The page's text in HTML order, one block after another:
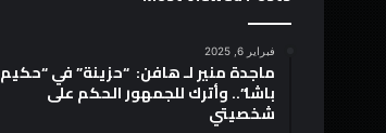
فبراير 6, 2025
ماجدة منير لـ هافن: “حزينة” في “حكيم
باشا”.. وأترك للجمهور الحكم على
شخصيتي